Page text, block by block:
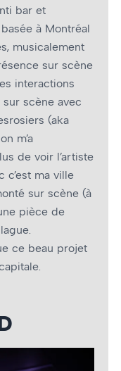
bar et
à Montréal
musicalement
sur scène
interactions
scène avec
(aka
m’a
de voir l’artiste
c’est ma ville
sur scène (à
pièce de
ce beau projet